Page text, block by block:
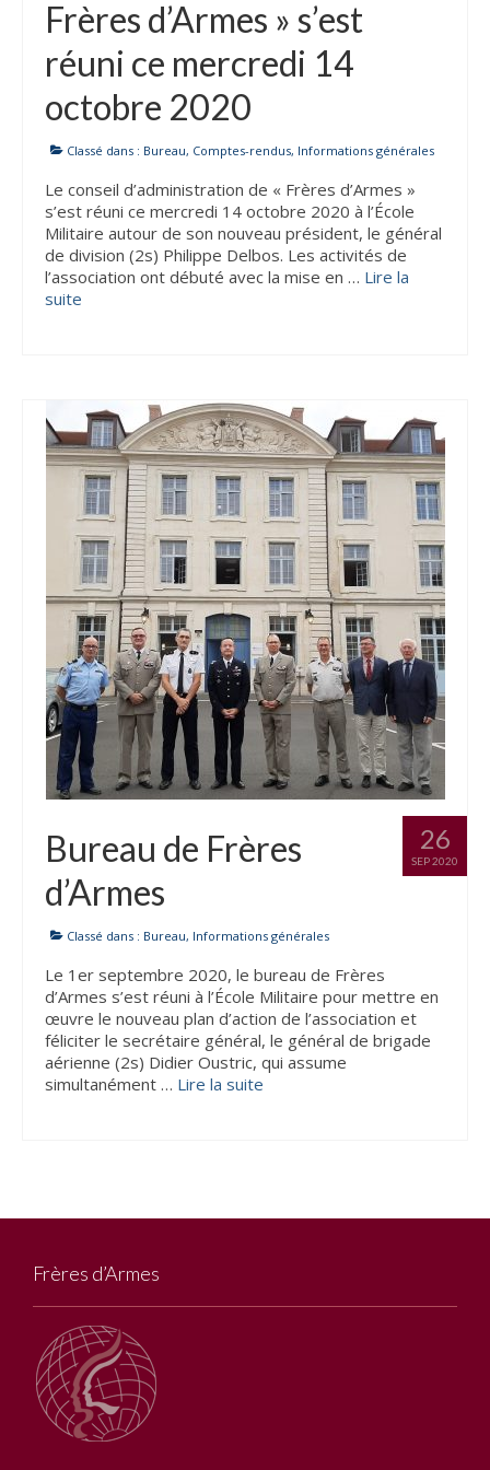
Agenda
Comptes-rendus
Prix Frères d’Armes
Parrainages
Déjeuners-Rencontres
Nos sections
ACOLIA
Club de l’interculturalité
Développer la compétence interculturelle
L’approche de la psychologie interculturelle:
de quoi parlons-nous ?
Articles de l’interculturalité
Frères d’Armes » s’est
réuni ce mercredi 14
octobre 2020
Classé dans : Bureau, Comptes-rendus, Informations générales
Le conseil d’administration de « Frères d’Armes »
s’est réuni ce mercredi 14 octobre 2020 à l’École
Militaire autour de son nouveau président, le général
de division (2s) Philippe Delbos. Les activités de
l’association ont débuté avec la mise en … Lire la
suite­­
26
SEP 2020
Bureau de Frères
d’Armes
Classé dans : Bureau, Informations générales
Le 1er septembre 2020, le bureau de Frères
d’Armes s’est réuni à l’École Militaire pour mettre en
œuvre le nouveau plan d’action de l’association et
féliciter le secrétaire général, le général de brigade
aérienne (2s) Didier Oustric, qui assume
simultanément … Lire la suite­­
Frères d’Armes